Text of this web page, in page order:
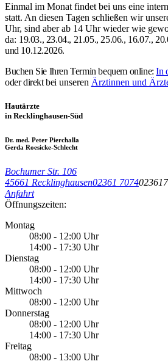
Einmal im Monat findet bei uns eine
statt. An diesen Tagen schließen wir
Uhr, sind aber ab 14 Uhr wieder wie
da: 19.03., 23.04., 21.05., 25.06., 16.07.,
und 10.12.2026.
Buchen Sie Ihren Termin bequem online:In
oder direkt bei unseren Ärztinnen und
Hautärzte
in Recklinghausen-Süd
Dr. med. Peter Pierchalla
Gerda Roesicke-Schlecht
Bochumer Str. 106
45661 Recklinghausen02361 7074
Anfahrt
Öffnungszeiten:
Montag
08:00 - 12:00 Uhr
14:00 - 17:30 Uhr
Dienstag
08:00 - 12:00 Uhr
14:00 - 17:30 Uhr
Mittwoch
08:00 - 12:00 Uhr
Donnerstag
08:00 - 12:00 Uhr
14:00 - 17:30 Uhr
Freitag
08:00 - 13:00 Uhr